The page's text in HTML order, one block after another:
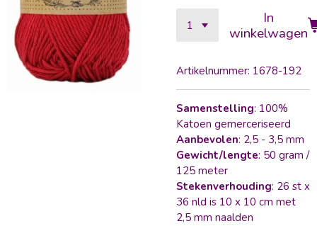
In
winkelwagen
Artikelnummer: 1678-192
Samenstelling: 100%
Katoen gemerceriseerd
Aanbevolen: 2,5 - 3,5 mm
Gewicht/lengte: 50 gram /
125 meter
Stekenverhouding: 26 st x
36 nld is 10 x 10 cm met
2,5 mm naalden